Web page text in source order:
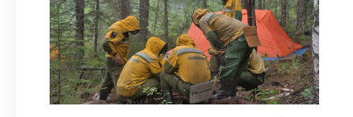
Отчеты
Предложить публикацию
Справочник
API